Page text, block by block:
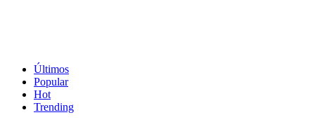
Últimos
Popular
Hot
Trending